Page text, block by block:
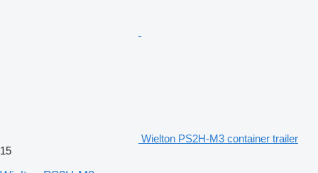
Wielton PS2H-M3 container trailer
15